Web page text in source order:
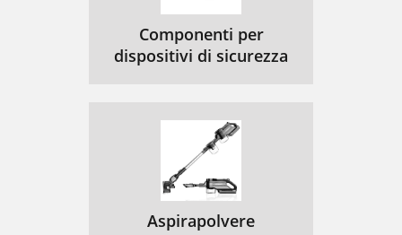
Componenti per
dispositivi di sicurezza
Aspirapolvere